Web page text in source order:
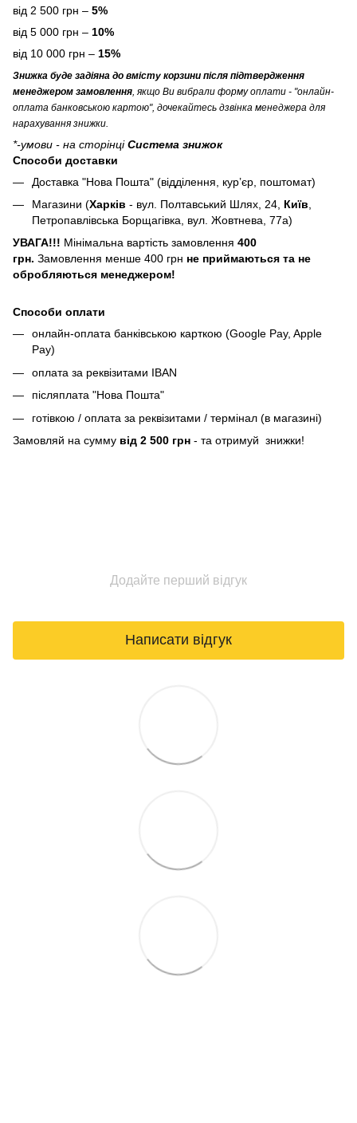
від 2 500 грн – 5%
від 5 000 грн – 10%
від 10 000 грн – 15%
Знижка буде задіяна до вмісту корзини після підтвердження
менеджером замовлення , якщо Ви вибрали форму оплати - "онлайн-
оплата банковською картою", дочекайтесь дзвінка менеджера для
нарахування знижки.
*-умови - на сторінціСистема знижок
Способи доставки
Доставка "Нова Пошта" (відділення, кур’єр, поштомат)
Магазини (Харків - вул. Полтавський Шлях, 24, Київ
Петропавлівська Борщагівка, вул. Жовтнева, 77а)
УВАГА!!! Мінімальна вартість замовлення 400
грн. Замовлення менше 400 грн не приймаються та не
обробляються менеджером!
Способи оплати
онлайн-оплата банківською карткою (Google Pay, Apple
Pay)
оплата за реквізитами IBAN
післяплата "Нова Пошта"
готівкою / оплата за реквізитами / термінал (в магазині)
Замовляй на сумму від 2 500 грн - та отримуй знижки!
Додайте перший відгук
Написати відгук